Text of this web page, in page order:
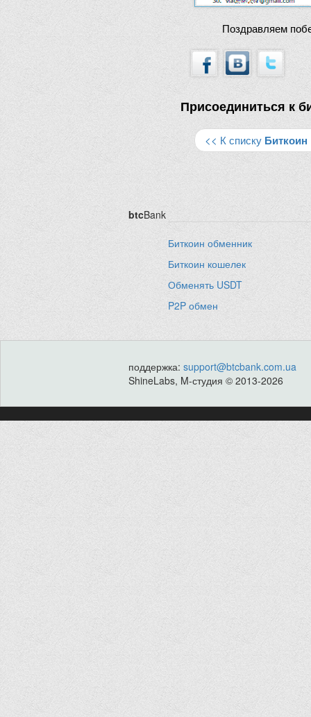
Поздравляем
Присоединиться к
<< К списку Биткоин
btcBank
Биткоин обменник
Биткоин кошелек
Обменять USDT
P2P обмен
поддержка: support@btcbank.com.ua
ShineLabs, M-студия © 2013-2026